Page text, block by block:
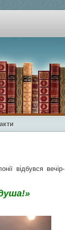
відбувся вечір-